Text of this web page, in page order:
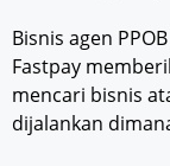
Bisnis agen
Fastpay
mencari bisnis
dijalankan